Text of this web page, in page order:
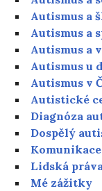
Autismus a
Autismus a
Autismus a
Autismus u
Autismus v
Autistické
Diagnóza
Dospělý
Komunikace
Lidská práva
Mé zážitky